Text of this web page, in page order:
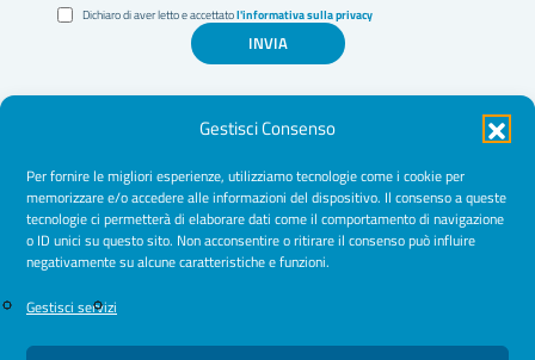
Gestisci Consenso
Per fornire le migliori esperienze, utilizziamo tecnologie come i cookie per
memorizzare e/o accedere alle informazioni del dispositivo. Il consenso a queste
tecnologie ci permetterà di elaborare dati come il comportamento di navigazione
o ID unici su questo sito. Non acconsentire o ritirare il consenso può influire
negativamente su alcune caratteristiche e funzioni.
Gestisci servizi
Dichiaro di aver letto e accettatol'informativa sulla privacy
INVIA
Amministrazione Trasparente
Normative
Cookie Policy
Privacy Policy